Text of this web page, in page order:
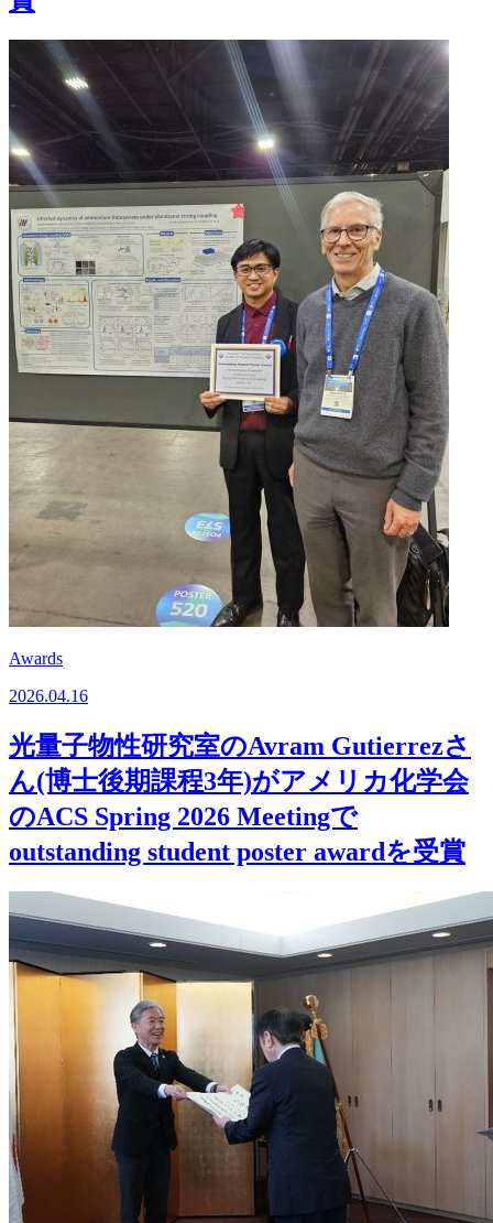
Awards
2026.04.16
光量子物性研究室のAvram Gutierrezさ
ん(博士後期課程3年)がアメリカ化学会
のACS Spring 2026 Meetingで
outstanding student poster awardを受賞